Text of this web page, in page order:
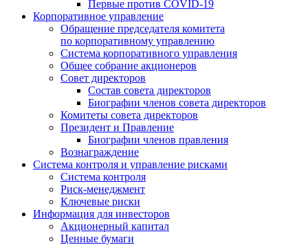
Первые против COVID‑19
Корпоративное управление
Обращение председателя комитета
по корпоративному управлению
Система корпоративного управления
Общее собрание акционеров
Совет директоров
Состав совета директоров
Биографии членов совета директоров
Комитеты совета директоров
Президент и Правление
Биографии членов правления
Вознаграждение
Система контроля и управление рисками
Система контроля
Риск-менеджмент
Ключевые риски
Информация для инвесторов
Акционерный капитал
Ценные бумаги